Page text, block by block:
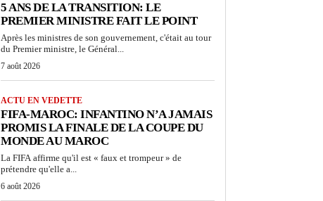
5 ANS DE LA TRANSITION: LE
PREMIER MINISTRE FAIT LE POINT
Après les ministres de son gouvernement, c'était au tour
du Premier ministre, le Général...
7 août 2026
ACTU EN VEDETTE
FIFA-MAROC: INFANTINO N’A JAMAIS
PROMIS LA FINALE DE LA COUPE DU
MONDE AU MAROC
La FIFA affirme qu'il est « faux et trompeur » de
prétendre qu'elle a...
6 août 2026